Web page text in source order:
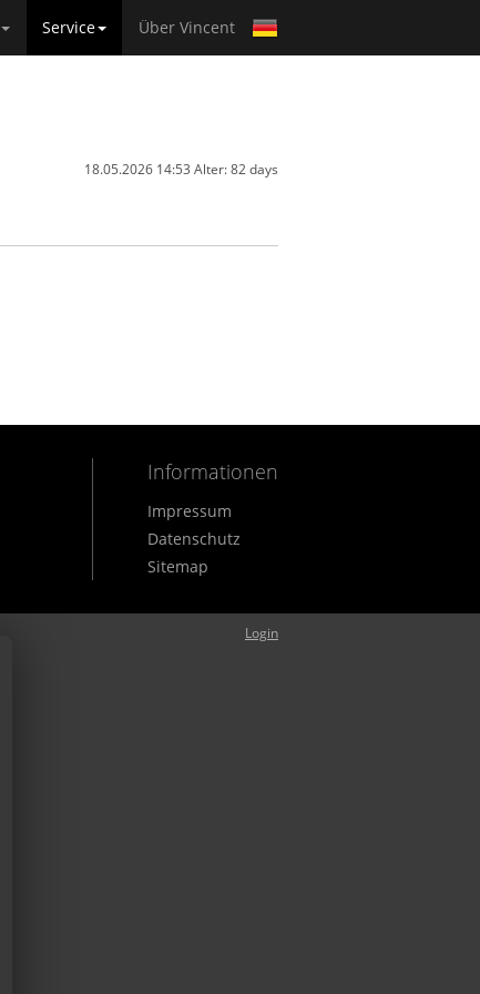
Service Über Vincent
18.05.2026 14:53 Alter: 82 days
Informationen
Impressum
Datenschutz
Sitemap
Login